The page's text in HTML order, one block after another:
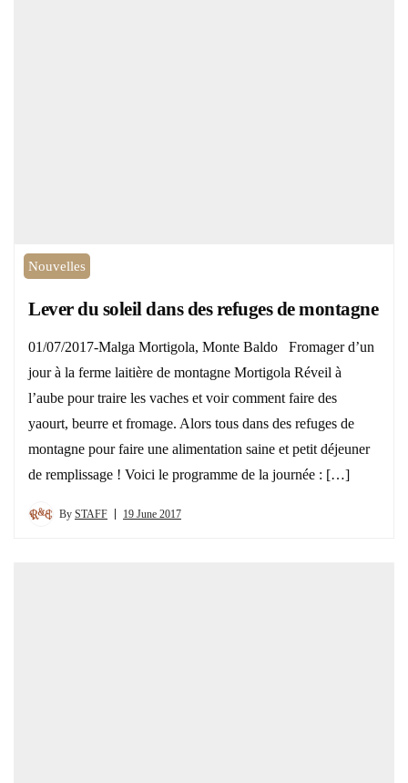
Nouvelles
Lever du soleil dans des refuges de montagne
01/07/2017-Malga Mortigola, Monte Baldo Fromager d’un
jour à la ferme laitière de montagne Mortigola Réveil à
l’aube pour traire les vaches et voir comment faire des
yaourt, beurre et fromage. Alors tous dans des refuges de
montagne pour faire une alimentation saine et petit déjeuner
de remplissage ! Voici le programme de la journée : […]
By STAFF 19 June 2017